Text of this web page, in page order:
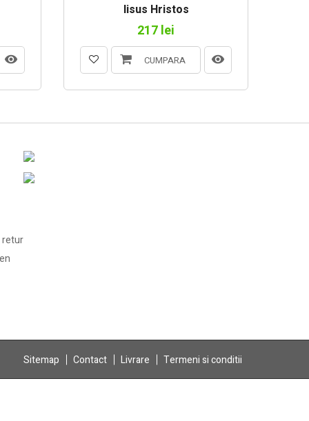
Iisus Hristos
217 lei
CUMPARA
retur
Sitemap Contact Livrare Termeni si conditii